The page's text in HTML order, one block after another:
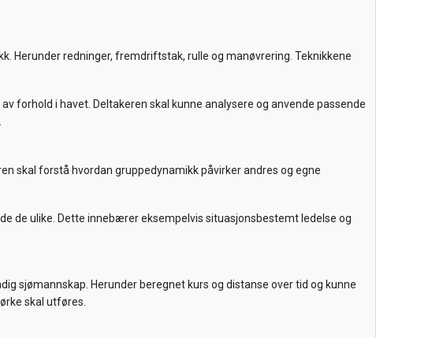
Herunder redninger, fremdriftstak, rulle og manøvrering. Teknikkene
forhold i havet. Deltakeren skal kunne analysere og anvende passende
skal forstå hvordan gruppedynamikk påvirker andres og egne
de ulike. Dette innebærer eksempelvis situasjonsbestemt ledelse og
sjømannskap. Herunder beregnet kurs og distanse over tid og kunne
skal utføres.